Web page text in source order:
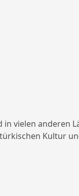
vielen anderen
Kultur